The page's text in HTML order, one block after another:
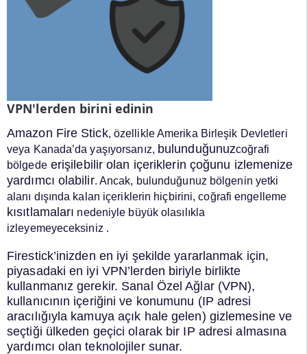
VPN'lerden birini edinin
Amazon Fire Stick, özellikle Amerika Birleşik Devletleri
veya Kanada’da yaşıyorsanız, bulunduğunuzcoğrafi
bölgedeerişilebilir olan içeriklerin çoğunu izlemenize
yardımcı olabilir. Ancak, bulunduğunuz bölgenin yetki
alanı dışında kalan içeriklerin hiçbirini, coğrafi engelleme
kısıtlamaları nedeniyle büyük olasılıkla
izleyemeyeceksiniz .
Firestick’inizden en iyi şekilde yararlanmak için,
piyasadaki en iyi VPN’lerden biriyle birlikte
kullanmanız gerekir. Sanal Özel Ağlar (VPN),
kullanıcının içeriğini ve konumunu (IP adresi
aracılığıyla kamuya açık hale gelen) gizlemesine ve
seçtiği ülkeden geçici olarak bir IP adresi almasına
yardımcı olan teknolojiler sunar.